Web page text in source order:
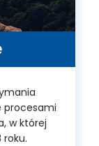
procesami
w której
roku.